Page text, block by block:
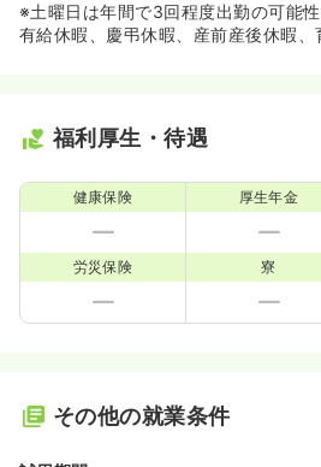
※土曜日は年間で3回程度出勤の可能
有給休暇、慶弔休暇、産前産後休暇、
福利厚生・待遇
健康保険 厚生年金
労災保険 寮
その他の就業条件